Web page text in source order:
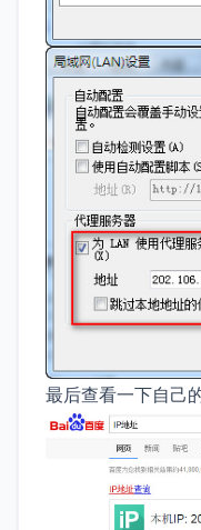
最后查看一下自己